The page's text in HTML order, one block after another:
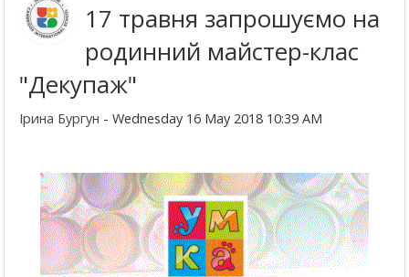
17 травня запрошуємо на
родинний майстер-клас
"Декупаж"
Ірина Бургун - Wednesday 16 May 2018 10:39 AM